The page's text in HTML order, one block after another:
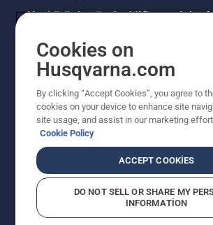
Yeni ürünler, özel teklifler ve daha
buradan kaydolun.
Cookies on
Husqvarna.com
By clicking “Accept Cookies”, you agree to
cookies on your device to enhance site
site usage, and assist in our marketing
Cookie Policy
ACCEPT COOKIES
DO NOT SELL OR SHARE MY
INFORMATION